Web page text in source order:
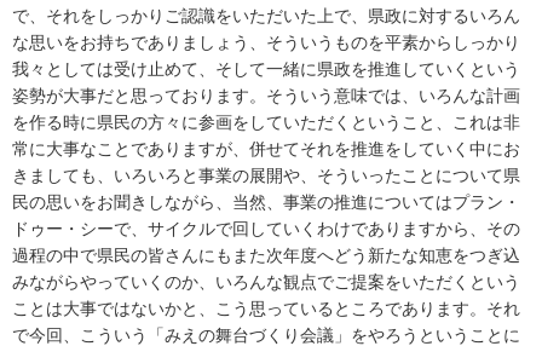
で、それをしっかりご認識をいただいた上で、県政に対するいろん
な思いをお持ちでありましょう、そういうものを平素からしっかり
我々としては受け止めて、そして一緒に県政を推進していくという
姿勢が大事だと思っております。そういう意味では、いろんな計画
を作る時に県民の方々に参画をしていただくということ、これは非
常に大事なことでありますが、併せてそれを推進をしていく中にお
きましても、いろいろと事業の展開や、そういったことについて県
民の思いをお聞きしながら、当然、事業の推進についてはプラン・
ドゥー・シーで、サイクルで回していくわけでありますから、その
過程の中で県民の皆さんにもまた次年度へどう新たな知恵をつぎ込
みながらやっていくのか、いろんな観点でご提案をいただくという
ことは大事ではないかと、こう思っているところであります。それ
で今回、こういう「みえの舞台づくり会議」をやろうということに